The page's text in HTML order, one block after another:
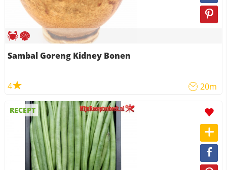
Sambal Goreng Kidney Bonen
4 20m
RECEPT